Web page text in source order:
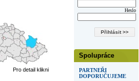
Heslo
Spolupráce
PARTNEŘI
DOPORUČUJEME
Pro detail klikni